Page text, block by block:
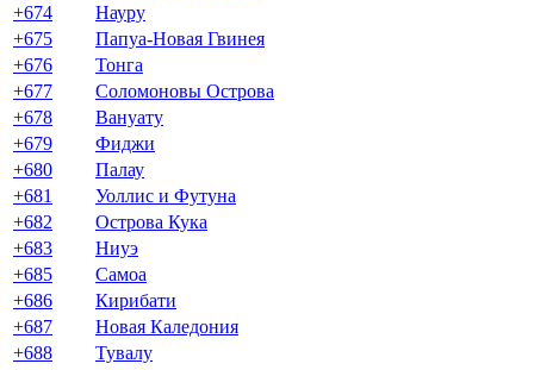
+674
Науру
+675
Папуа-Новая Гвинея
+676
Тонга
+677
Соломоновы Острова
+678
Вануату
+679
Фиджи
+680
Палау
+681
Уоллис и Футуна
+682
Острова Кука
+683
Ниуэ
+685
Самоа
+686
Кирибати
+687
Новая Каледония
+688
Тувалу